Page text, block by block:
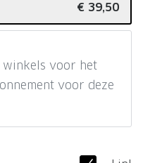
Tom
Oakley
Burberry
Saint
€ 39,50
winkels voor het
voor deze